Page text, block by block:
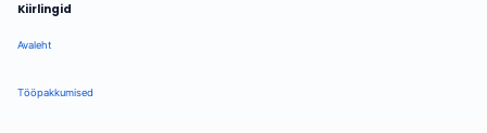
Kiirlingid
Avaleht
Tööpakkumised